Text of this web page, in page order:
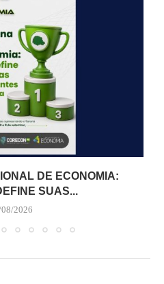
DE ECONOMIA:
SUAS...
2026